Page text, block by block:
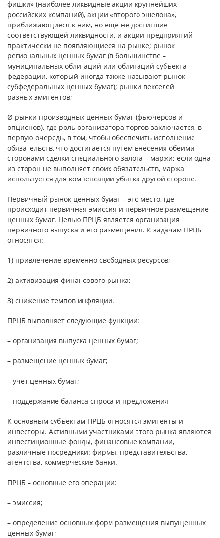
фишки» (наиболее ликвидные акции крупнейших
российских компаний), акции «второго эшелона»,
приближающиеся к ним, но еще не достигшие
соответствующей ликвидности, и акции предприятий,
практически не появляющиеся на рынке; рынок
региональных ценных бумаг (в большинстве –
муниципальных облигаций или облигаций субъекта
федерации, который иногда также называют рынок
субфедеральных ценных бумаг); рынки векселей
разных эмитентов;
Ø рынки производных ценных бумаг (фьючерсов и
опционов), где роль организатора торгов заключается, в
первую очередь, в том, чтобы обеспечить исполнение
обязательств, что достигается путем внесения обеими
сторонами сделки специального залога – маржи; если одна
из сторон не выполняет своих обязательств, маржа
используется для компенсации убытка другой стороне.
Первичный рынок ценных бумаг – это место, где
происходит первичная эмиссия и первичное размещение
ценных бумаг. Целью ПРЦБ является организация
первичного выпуска и его размещения. К задачам ПРЦБ
относятся:
1) привлечение временно свободных ресурсов;
2) активизация финансового рынка;
3) снижение темпов инфляции.
ПРЦБ выполняет следующие функции:
– организация выпуска ценных бумаг;
– размещение ценных бумаг;
– учет ценных бумаг;
– поддержание баланса спроса и предложения
К основным субъектам ПРЦБ относятся эмитенты и
инвесторы. Активными участниками этого рынка являются
инвестиционные фонды, финансовые компании,
различные посредники: фирмы, представительства,
агентства, коммерческие банки.
ПРЦБ – основные его операции:
– эмиссия;
– определение основных форм размещения выпущенных
ценных бумаг;